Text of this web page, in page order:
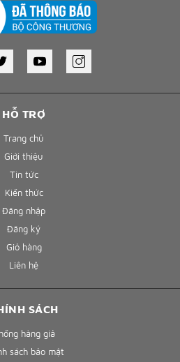
HỖ TRỢ
Trang chủ
Giới thiệu
Tin tức
Kiến thức
Đăng nhập
Đăng ký
Giỏ hàng
Liên hệ
SÁCH
hàng giả
sách bảo mật